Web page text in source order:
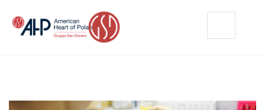
treści
Strefa